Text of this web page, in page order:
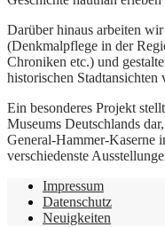
Darüber hinaus arbeiten
(Denkmalpflege in der
Chroniken etc.) und
historischen Stadtansichten
Ein besonderes Projekt
Museums Deutschlands
General-Hammer-Kaserne
verschiedenste
Impressum
Datenschutz
Neuigkeiten